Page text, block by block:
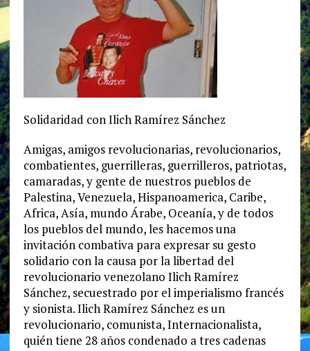
Solidaridad con Ilich Ramírez Sánchez
Amigas, amigos revolucionarias, revolucionarios,
combatientes, guerrilleras, guerrilleros, patriotas,
camaradas, y gente de nuestros pueblos de
Palestina, Venezuela, Hispanoamerica, Caribe,
Africa, Asía, mundo Árabe, Oceanía, y de todos
los pueblos del mundo, les hacemos una
invitación combativa para expresar su gesto
solidario con la causa por la libertad del
revolucionario venezolano Ilich Ramírez
Sánchez, secuestrado por el imperialismo francés
y sionista. Ilich Ramírez Sánchez es un
revolucionario, comunista, Internacionalista,
quién tiene 28 años condenado a tres cadenas